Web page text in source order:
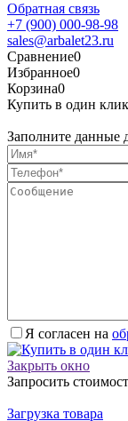
Обратная связь
+7 (900) 000-98-98
sales@arbalet23.ru
Сравнение0
Избранное0
Корзина0
Купить в один клик
Заполните данные
Я согласен на
Закрыть окно
Запросить
Загрузка товара